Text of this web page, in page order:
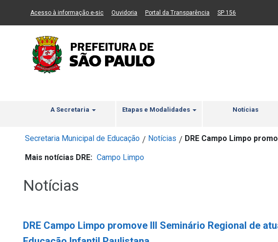
Ir ao Conteúdo Ir para menu principal 2 Ir para busca Ir para rodapé
Acesso à informação e-sic(Link para um novo sítio)
Ouvidoria (Link para um novo sítio)
Portal da Transparência (Link para um novo sítio)
SP 156
A Secretaria Etapas e Modalidades Notícias
Secretaria Municipal de Educação / Notícias / DRE Campo Limpo
Mais notícias DRE: Campo Limpo
Notícias
DRE Campo Limpo promove III Seminário Regional de